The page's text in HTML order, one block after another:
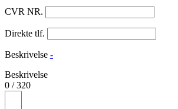
CVR NR.
Direkte tlf.
Beskrivelse -
Beskrivelse
0 /320